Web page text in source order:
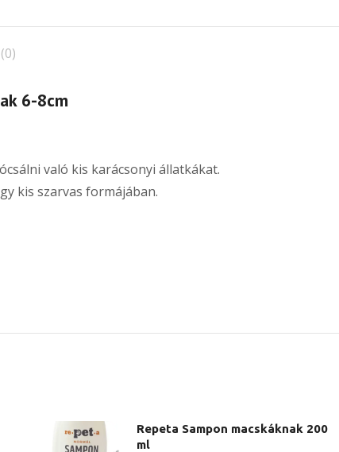
6-8cm
való kis karácsonyi állatkákat.
kis szarvas formájában.
Repeta Sampon macskáknak 200
ml